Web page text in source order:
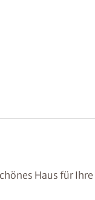
Haus für